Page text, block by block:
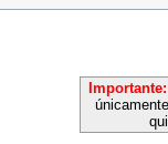
Importante: